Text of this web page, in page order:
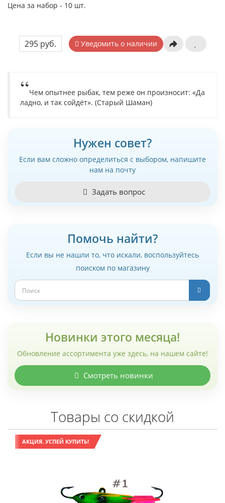
Цена за набор - 10 шт.
295 руб. Уведомить о наличии
Чем опытнее рыбак, тем реже он произносит: «Да
ладно, и так сойдёт». (Старый Шаман)
Нужен совет?
Если вам сложно определиться с выбором, напишите
нам на почту
Задать вопрос
Помочь найти?
Если вы не нашли то, что искали, воспользуйтесь
поиском по магазину
Новинки этого месяца!
Обновление ассортимента уже здесь, на нашем сайте!
Смотреть новинки
Товары со скидкой
АКЦИЯ. УСПЕЙ КУПИТЬ!